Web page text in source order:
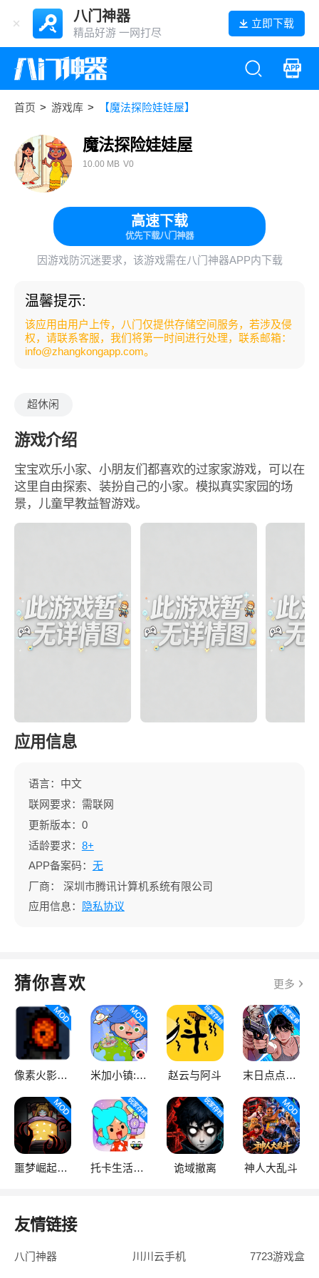
八门神器
精品好游 一网打尽
立即下载
首页 > 游戏库 > 【魔法探险娃娃屋】
魔法探险娃娃屋
10.00 MB V0
高速下载
优先下载八门神器
因游戏防沉迷要求，该游戏需在八门神器APP内下载
温馨提示:
该应用由用户上传，八门仅提供存储空间服务，若涉及侵
权，请联系客服，我们将第一时间进行处理，联系邮箱：
info@zhangkongapp.com。
超休闲
游戏介绍
宝宝欢乐小家、小朋友们都喜欢的过家家游戏，可以在
这里自由探索、装扮自己的小家。模拟真实家园的场
景，儿童早教益智游戏。
应用信息
语言：中文
联网要求：需联网
更新版本：0
适龄要求： 8+
APP备案码： 无
厂商：
深圳市腾讯计算机系统有限公司
应用信息：
隐私协议
猜你喜欢 更多
像素火影次世代 米加小镇:世界 赵云与阿斗 末日点点（辅助菜单）
噩梦崛起：生存 托卡生活：世界 诡域撤离 神人大乱斗
友情链接
八门神器 川川云手机 7723游戏盒